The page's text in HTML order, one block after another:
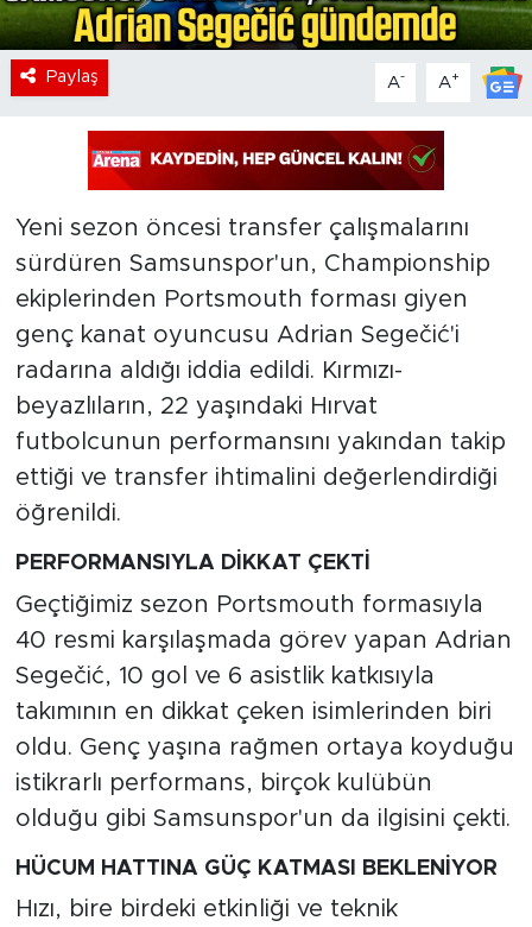
Paylaş A- A+
Yeni sezon öncesi transfer çalışmalarını
sürdüren Samsunspor'un, Championship
ekiplerinden Portsmouth forması giyen
genç kanat oyuncusu Adrian Segečić'i
radarına aldığı iddia edildi. Kırmızı-
beyazlıların, 22 yaşındaki Hırvat
futbolcunun performansını yakından takip
ettiği ve transfer ihtimalini değerlendirdiği
öğrenildi.
PERFORMANSIYLA DİKKAT ÇEKTİ
Geçtiğimiz sezon Portsmouth formasıyla
40 resmi karşılaşmada görev yapan Adrian
Segečić, 10 gol ve 6 asistlik katkısıyla
takımının en dikkat çeken isimlerinden biri
oldu. Genç yaşına rağmen ortaya koyduğu
istikrarlı performans, birçok kulübün
olduğu gibi Samsunspor'un da ilgisini çekti.
HÜCUM HATTINA GÜÇ KATMASI BEKLENİYOR
Hızı, bire birdeki etkinliği ve teknik